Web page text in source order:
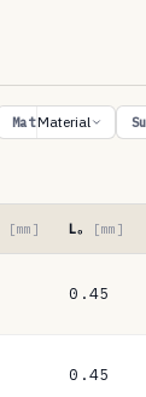
MatMaterial
[mm] Lₒ [mm]
0.45
0.45